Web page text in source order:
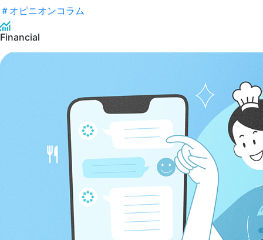
＃ オピニオンコラム
Financial